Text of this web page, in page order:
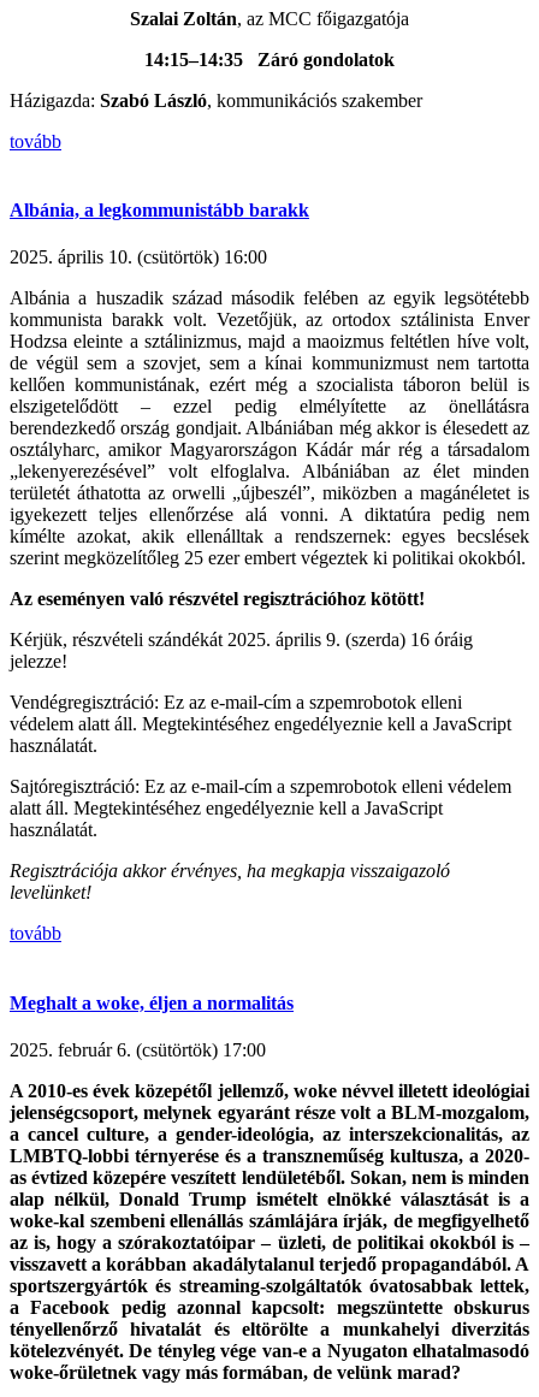
Szalai Zoltán, az MCC főigazgatója
14:15–14:35 Záró gondolatok
Házigazda: Szabó László, kommunikációs szakember
tovább
Albánia, a legkommunistább barakk
2025. április 10. (csütörtök) 16:00
Albánia a huszadik század második felében az egyik legsötétebb
kommunista barakk volt. Vezetőjük, az ortodox sztálinista Enver
Hodzsa eleinte a sztálinizmus, majd a maoizmus feltétlen híve volt,
de végül sem a szovjet, sem a kínai kommunizmust nem tartotta
kellően kommunistának, ezért még a szocialista táboron belül is
elszigetelődött – ezzel pedig elmélyítette az önellátásra
berendezkedő ország gondjait. Albániában még akkor is élesedett az
osztályharc, amikor Magyarországon Kádár már rég a társadalom
„lekenyerezésével” volt elfoglalva. Albániában az élet minden
területét áthatotta az orwelli „újbeszél”, miközben a magánéletet is
igyekezett teljes ellenőrzése alá vonni. A diktatúra pedig nem
kímélte azokat, akik ellenálltak a rendszernek: egyes becslések
szerint megközelítőleg 25 ezer embert végeztek ki politikai okokból.
Az eseményen való részvétel regisztrációhoz kötött!
Kérjük, részvételi szándékát 2025. április 9. (szerda) 16 óráig
jelezze!
Vendégregisztráció: Ez az e-mail-cím a szpemrobotok elleni
védelem alatt áll. Megtekintéséhez engedélyeznie kell a JavaScript
használatát.
Sajtóregisztráció: Ez az e-mail-cím a szpemrobotok elleni védelem
alatt áll. Megtekintéséhez engedélyeznie kell a JavaScript
használatát.
Regisztrációja akkor érvényes, ha megkapja visszaigazoló
levelünket!
tovább
Meghalt a woke, éljen a normalitás
2025. február 6. (csütörtök) 17:00
A 2010-es évek közepétől jellemző, woke névvel illetett ideológiai
jelenségcsoport, melynek egyaránt része volt a BLM-mozgalom,
a cancel culture, a gender-ideológia, az interszekcionalitás, az
LMBTQ-lobbi térnyerése és a transzneműség kultusza, a 2020-
as évtized közepére veszített lendületéből. Sokan, nem is minden
alap nélkül, Donald Trump ismételt elnökké választását is a
woke-kal szembeni ellenállás számlájára írják, de megfigyelhető
az is, hogy a szórakoztatóipar – üzleti, de politikai okokból is –
visszavett a korábban akadálytalanul terjedő propagandából. A
sportszergyártók és streaming-szolgáltatók óvatosabbak lettek,
a Facebook pedig azonnal kapcsolt: megszüntette obskurus
tényellenőrző hivatalát és eltörölte a munkahelyi diverzitás
kötelezvényét. De tényleg vége van-e a Nyugaton elhatalmasodó
woke-őrületnek vagy más formában, de velünk marad?